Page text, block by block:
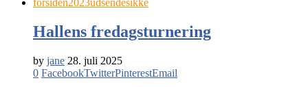
Hallens fredagsturnering
by jane 28. juli 2025
0 FacebookTwitterPinterestEmail